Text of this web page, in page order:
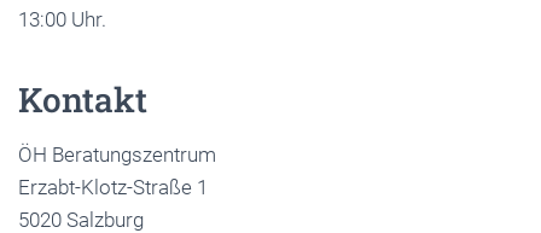
13:00 Uhr.
Kontakt
ÖH Beratungszentrum
Erzabt-Klotz-Straße 1
5020 Salzburg